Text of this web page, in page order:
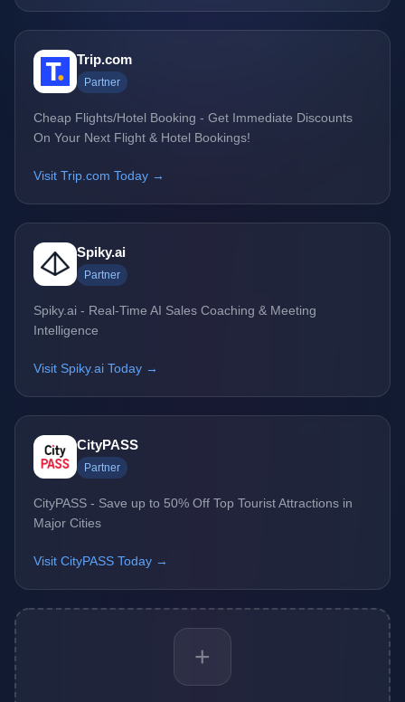
Trip.com
Partner
Cheap Flights/Hotel Booking - Get Immediate Discounts
On Your Next Flight & Hotel Bookings!
Visit Trip.com Today →
Spiky.ai
Partner
Spiky.ai - Real-Time AI Sales Coaching & Meeting
Intelligence
Visit Spiky.ai Today →
CityPASS
Partner
CityPASS - Save up to 50% Off Top Tourist Attractions in
Major Cities
Visit CityPASS Today →
+